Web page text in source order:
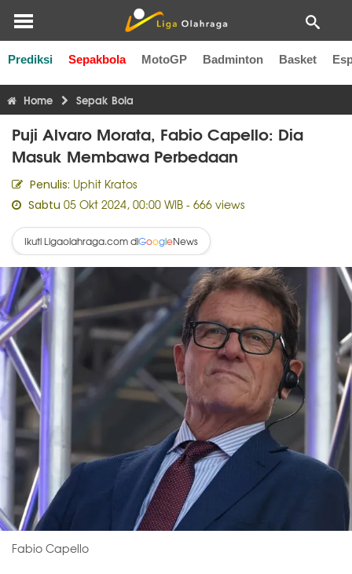
Prediksi Sepakbola MotoGP Badminton Basket
Liga Inggris Liga Italia Liga Spanyol Liga Perancis
Home Sepak Bola
Puji Alvaro Morata, Fabio Capello: Dia
Masuk Membawa Perbedaan
Penulis: Uphit Kratos
Sabtu 05 Okt 2024, 00:00 WIB - 666 views
Ikuti Ligaolahraga.com diGoogleNews
Fabio Capello